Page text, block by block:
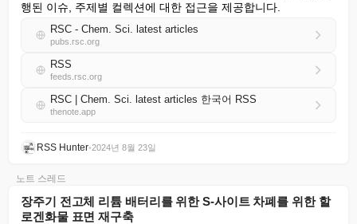
행된 이슈, 주제별 컬렉션에 대한 접근을 제공합니다.
RSC - Chem. Sci. latest articles
pubs.rsc.org
RSS
feeds.rsc.org
RSC | Chem. Sci. latest articles 한국어 RSS
thenote.app
RSS Hunter•2024년 8월 23일
노트 스레드
장주기 전고체 리튬 배터리를 위한 S-사이트 차폐를 위한 할
로겐화물 표면 재구축